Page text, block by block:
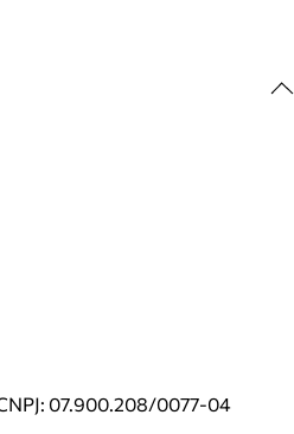
07.900.208/0077-04